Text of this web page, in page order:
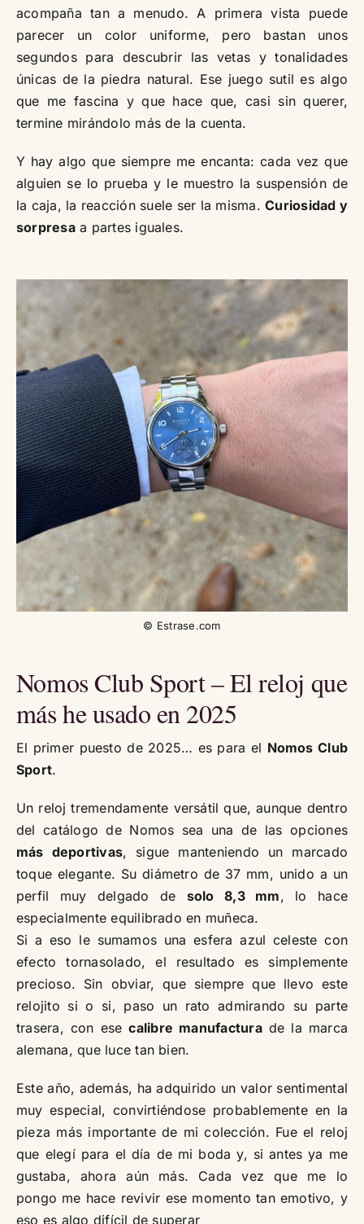
acompaña tan a menudo. A primera vista puede
parecer un color uniforme, pero bastan unos
segundos para descubrir las vetas y tonalidades
únicas de la piedra natural. Ese juego sutil es algo
que me fascina y que hace que, casi sin querer,
termine mirándolo más de la cuenta.
Y hay algo que siempre me encanta: cada vez que
alguien se lo prueba y le muestro la suspensión de
la caja, la reacción suele ser la misma.Curiosidad y
sorpresaa partes iguales.
© Estrase.com
Nomos Club Sport – El reloj que
más he usado en 2025
El primer puesto de 2025… es para el Nomos Club
Sport.
Un reloj tremendamente versátil que, aunque dentro
del catálogo de Nomos sea una de las opciones
más deportivas, sigue manteniendo un marcado
toque elegante. Su diámetro de 37 mm, unido a un
perfil muy delgado de solo 8,3 mm, lo hace
especialmente equilibrado en muñeca.
Si a eso le sumamos una esfera azul celeste con
efecto tornasolado, el resultado es simplemente
precioso. Sin obviar, que siempre que llevo este
relojito si o si, paso un rato admirando su parte
trasera, con esecalibre manufacturade la marca
alemana, que luce tan bien.
Este año, además, ha adquirido un valor sentimental
muy especial, convirtiéndose probablemente en la
pieza más importante de mi colección. Fue el reloj
que elegí para el día de mi boda y, si antes ya me
gustaba, ahora aún más. Cada vez que me lo
pongo me hace revivir ese momento tan emotivo, y
eso es algo difícil de superar